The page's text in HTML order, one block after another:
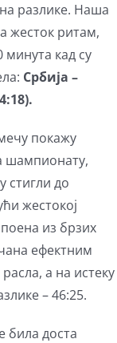
разлике. Наша
жесток ритам,
минута кад су
Србија –
покажу
шампионату,
стигли до
жестокој
из брзих
ефектним
а на истеку
– 46:25.
била доста